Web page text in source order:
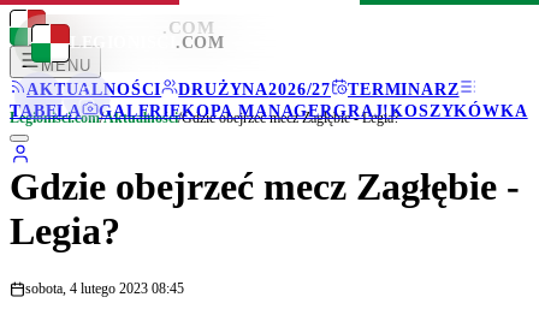
LEGIONISCI .COM
MENU
AKTUALNOŚCI
DRUŻYNA2026/27
TERMINARZ
TABELA
GALERIEKOPA MANAGERGRAJ!KOSZYKÓWKA
LEGIONISCI .COM
Legionisci.com/Aktualności/Gdzie obejrzeć mecz Zagłębie - Legia?
Gdzie obejrzeć mecz Zagłębie -
Legia?
sobota, 4 lutego 2023 08:45